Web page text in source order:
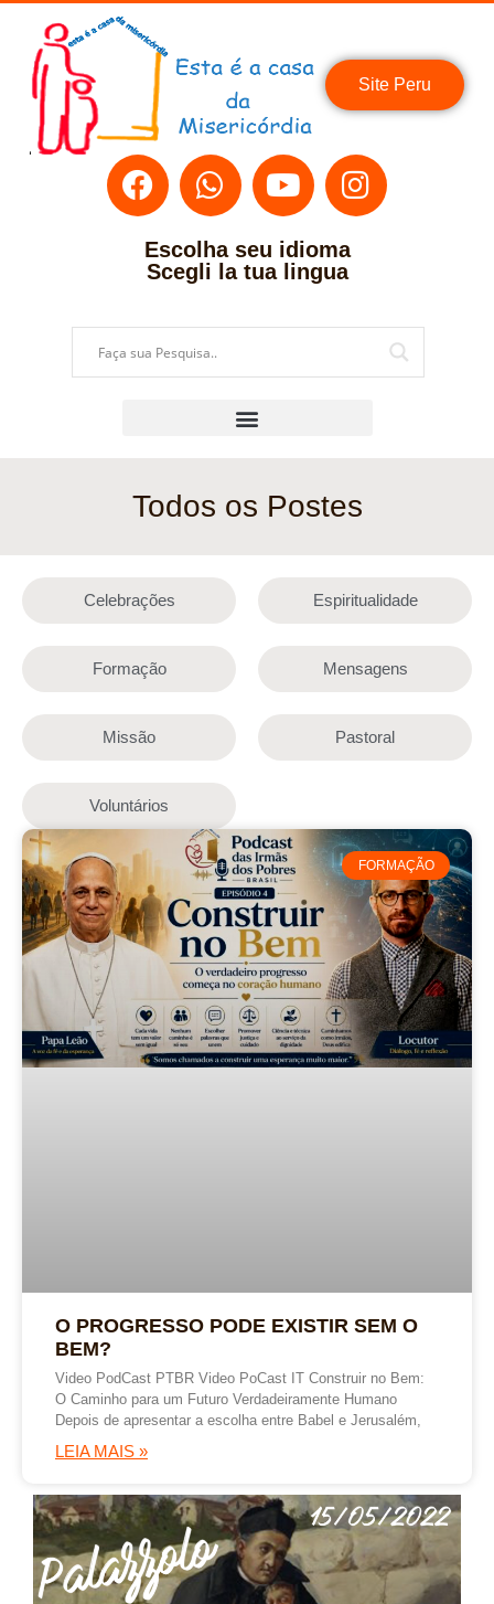
Site Peru
Escolha seu idioma
Scegli la tua lingua
Todos os Postes
Celebrações Espiritualidade
Formação Mensagens
Missão Pastoral
Voluntários
FORMAÇÃO
O PROGRESSO PODE EXISTIR SEM O
BEM?
Video PodCast PTBR Video PoCast IT Construir no Bem:
O Caminho para um Futuro Verdadeiramente Humano
Depois de apresentar a escolha entre Babel e Jerusalém,
LEIA MAIS »